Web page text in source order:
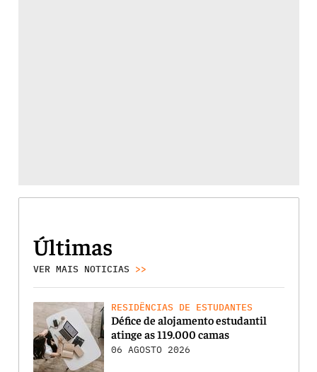
Últimas
VER MAIS NOTICIAS >>
RESIDÊNCIAS DE ESTUDANTES
Défice de alojamento estudantil
atinge as 119.000 camas
06 AGOSTO 2026